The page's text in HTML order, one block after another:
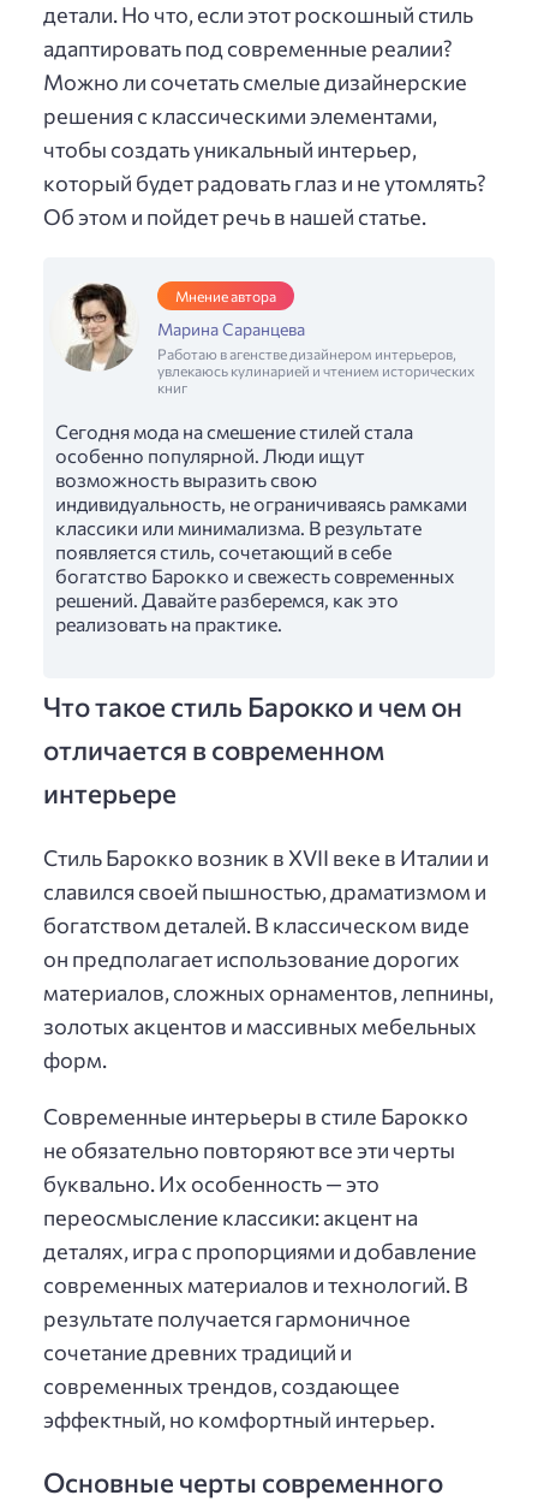
детали. Но что, если этот роскошный стиль
адаптировать под современные реалии?
Можно ли сочетать смелые дизайнерские
решения с классическими элементами,
чтобы создать уникальный интерьер,
который будет радовать глаз и не утомлять?
Об этом и пойдет речь в нашей статье.
Мнение автора
Марина Саранцева
Работаю в агенстве дизайнером интерьеров,
увлекаюсь кулинарией и чтением исторических
книг
Сегодня мода на смешение стилей стала
особенно популярной. Люди ищут
возможность выразить свою
индивидуальность, не ограничиваясь рамками
классики или минимализма. В результате
появляется стиль, сочетающий в себе
богатство Барокко и свежесть современных
решений. Давайте разберемся, как это
реализовать на практике.
Что такое стиль Барокко и чем он
отличается в современном
интерьере
Стиль Барокко возник в XVII веке в Италии и
славился своей пышностью, драматизмом и
богатством деталей. В классическом виде
он предполагает использование дорогих
материалов, сложных орнаментов, лепнины,
золотых акцентов и массивных мебельных
форм.
Современные интерьеры в стиле Барокко
не обязательно повторяют все эти черты
буквально. Их особенность — это
переосмысление классики: акцент на
деталях, игра с пропорциями и добавление
современных материалов и технологий. В
результате получается гармоничное
сочетание древних традиций и
современных трендов, создающее
эффектный, но комфортный интерьер.
Основные черты современного